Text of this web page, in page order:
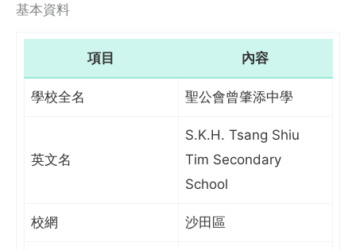
基本資料
項目 內容
學校全名 聖公會曾肇添中學
英文名
S.K.H. Tsang Shiu
Tim Secondary
School
校網 沙田區